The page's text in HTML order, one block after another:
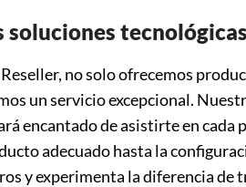
soluciones
no solo ofrecemos
un servicio excepcional.
encantado de asistirte en cada
adecuado hasta la
y experimenta la diferencia de